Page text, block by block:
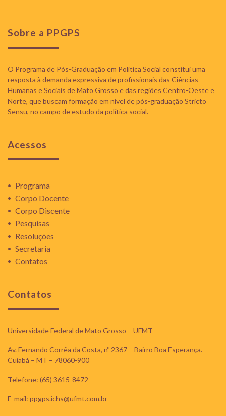
Sobre a PPGPS
O Programa de Pós-Graduação em Política Social constitui uma
resposta à demanda expressiva de profissionais das Ciências
Humanas e Sociais de Mato Grosso e das regiões Centro-Oeste e
Norte, que buscam formação em nível de pós-graduação Stricto
Sensu, no campo de estudo da política social.
Acessos
Programa
Corpo Docente
Corpo Discente
Pesquisas
Resoluções
Secretaria
Contatos
Contatos
Universidade Federal de Mato Grosso – UFMT
Av. Fernando Corrêa da Costa, nº 2367 – Bairro Boa Esperança.
Cuiabá – MT – 78060-900
Telefone: (65) 3615-8472
E-mail: ppgps.ichs@ufmt.com.br